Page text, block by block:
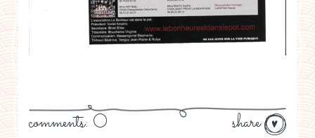
share
comments: 0